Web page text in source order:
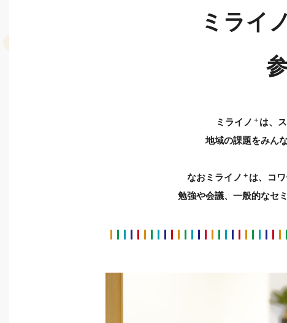
ミライノ
ミライノ ＋ は、
地域の課題をみん
なおミライノ ＋ は、コ
勉強や会議、一般的なセ